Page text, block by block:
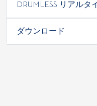
DRUMLESS リアル
ダウンロード